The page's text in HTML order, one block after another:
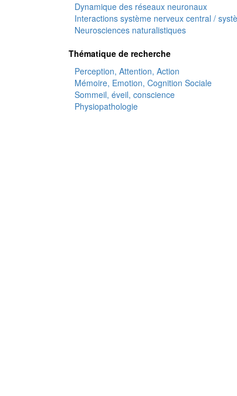
Dynamique des réseaux neuronaux
Interactions système nerveux central /
Neurosciences naturalistiques
Thématique de recherche
Perception, Attention, Action
Mémoire, Emotion, Cognition Sociale
Sommeil, éveil, conscience
Physiopathologie